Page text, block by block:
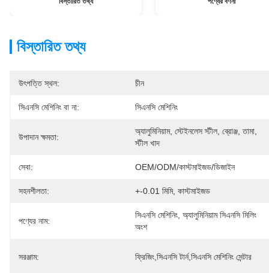
বিস্তারিত তথ্য
উৎপত্তি স্থল: চীন
সিএনসি মেশিনিং বা না: সিএনসি মেশিনিং
উপাদান ক্ষমতা:
অ্যালুমিনিয়াম, স্টেইনলেস স্টীল, ব্রোঞ্জ, তামা,
স্টীল খাদ
সেবা: OEM/ODM/কাস্টমাইজড/ডিজাইন
সহনশীলতা: +-0.01 মিমি, কাস্টমাইজড
পণ্যের নাম:
সিএনসি মেশিনিং, অ্যালুমিনিয়াম সিএনসি মিলিং
অংশ
সরঞ্জাম: ফ্রিজিং,সিএনসি টার্ন,সিএনসি মেশিনিং সেন্টার